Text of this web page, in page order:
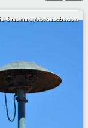
Strautmann/stock.adobe.com